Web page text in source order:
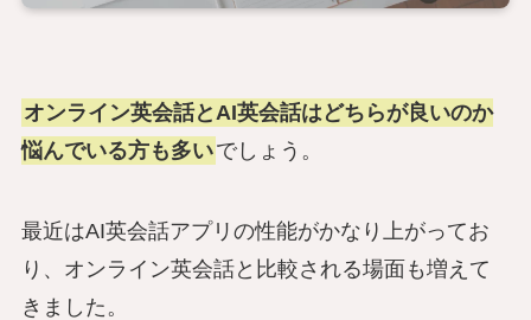
オンライン英会話とAI英会話はどちらが良いのか
悩んでいる方も多いでしょう。
最近はAI英会話アプリの性能がかなり上がってお
り、オンライン英会話と比較される場面も増えて
きました。